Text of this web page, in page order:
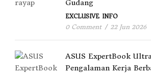
Gudang
EXCLUSIVE INFO
0 Comment / 22 Jun 2026
ASUS ExpertBook
Pengalaman Kerja